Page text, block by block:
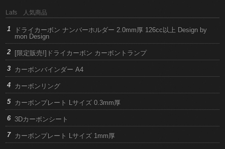
Lafs 人気商品
ドライカーボン ナンバーホルダー 2.0mm厚 126cc以上 Design by
mon Design
[限定販売!]ドライカーボン カーボントランプ
カーボンバインダー A4
カーボンリング
カーボンプレート Lサイズ 0.3mm厚
3Dカーボンシート
カーボンプレート Lサイズ 1mm厚